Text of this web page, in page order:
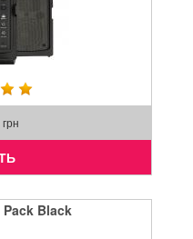
грн
Black